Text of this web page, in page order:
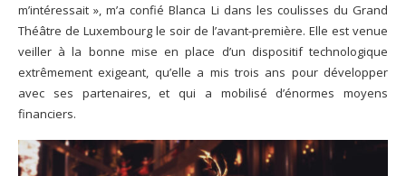
m’intéressait », m’a confié Blanca Li dans les coulisses du Grand
Théâtre de Luxembourg le soir de l’avant-première. Elle est venue
veiller à la bonne mise en place d’un dispositif technologique
extrêmement exigeant, qu’elle a mis trois ans pour développer
avec ses partenaires, et qui a mobilisé d’énormes moyens
financiers.